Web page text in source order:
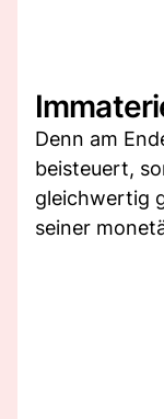
Denn am
beisteuert,
gleichwertig
seiner